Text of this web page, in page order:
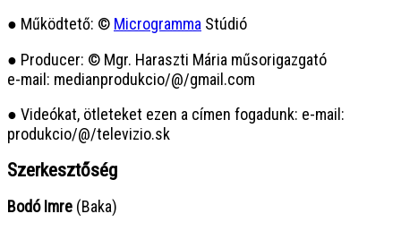
● Működtető: © Microgramma Stúdió
● Producer: © Mgr. Haraszti Mária műsorigazgató
e-mail: medianprodukcio/@/gmail.com
● Videókat, ötleteket ezen a címen fogadunk: e-mail:
produkcio/@/televizio.sk
Szerkesztőség
Bodó Imre (Baka)